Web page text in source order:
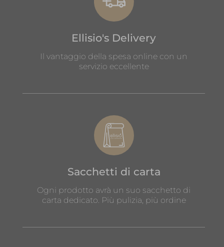
Ellisio's Delivery
Il vantaggio della spesa online con un
servizio eccellente
Sacchetti di carta
Ogni prodotto avrà un suo sacchetto di
carta dedicato. Più pulizia, più ordine